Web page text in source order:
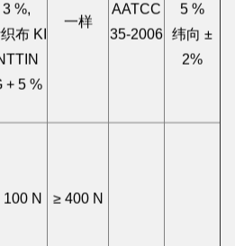
3 %,
织布 KI
AATCC
5 %
纬向 ±